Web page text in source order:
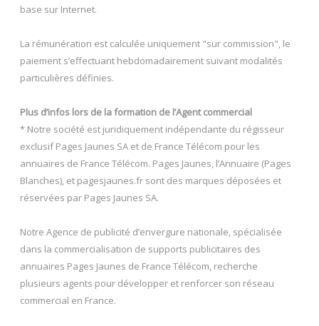
base sur Internet.
La rémunération est calculée uniquement "sur commission", le
paiement s’effectuant hebdomadairement suivant modalités
particulières définies.
Plus d’infos lors de la formation de l’Agent commercial
* Notre société est juridiquement indépendante du régisseur
exclusif Pages Jaunes SA et de France Télécom pour les
annuaires de France Télécom. Pages Jaunes, l’Annuaire (Pages
Blanches), et pagesjaunes.fr sont des marques déposées et
réservées par Pages Jaunes SA.
Notre Agence de publicité d’envergure nationale, spécialisée
dans la commercialisation de supports publicitaires des
annuaires Pages Jaunes de France Télécom, recherche
plusieurs agents pour développer et renforcer son réseau
commercial en France.